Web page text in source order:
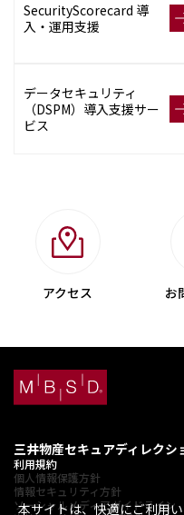
本サイトは、快適にご利用
SecurityScorecard 導
入・運用支援
データセキュリティ
（DSPM）導入支援サー
ビス
アクセス お
三井物産セキュアディレクシ
利用規約
個人情報保護方針
情報セキュリティ方針
ソーシャルメディアガイドライン